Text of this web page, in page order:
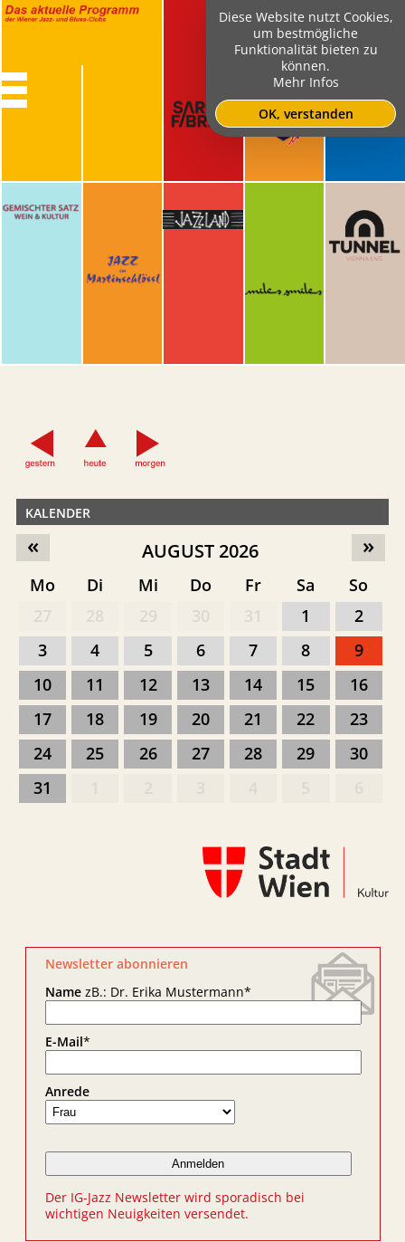
KALENDER
»
« AUGUST 2026
Mo Di Mi Do Fr Sa
So
1
2
3
4 5 6 7 8
9
10
11 12 13 14 15
16
17
18 19 20 21 22
23
24
25 26 27 28 29
30
31
Newsletter abonnieren
NamezB.: Dr. Erika Mustermann*
E-Mail*
Anrede
Der IG-Jazz Newsletter wird sporadisch bei
wichtigen Neuigkeiten versendet.
Diese Website nutzt Cookies,
um bestmögliche
Funktionalität bieten zu
können.
Mehr Infos
OK, verstanden